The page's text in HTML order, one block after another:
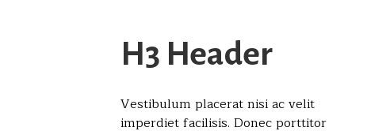
H3 Header
Vestibulum placerat nisi ac velit
imperdiet facilisis. Donec porttitor